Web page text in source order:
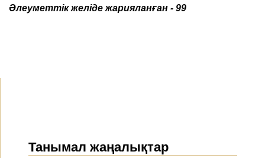
Әлеуметтік желіде жарияланған - 99
Танымал жаңалықтар